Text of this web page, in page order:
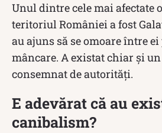
Unul dintre cele mai afectate
teritoriul României a fost
au ajuns să se omoare între
mâncare. A existat chiar şi
consemnat de autorităţi.
E adevărat că au
canibalism?